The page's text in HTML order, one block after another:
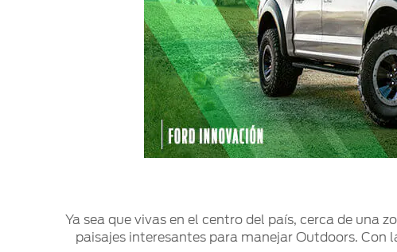
Cita de Servicio
Promociones de Servicio
Llamado a Revisión
Garantía en Partes
Soporte Técnico
SYNC®
Ya sea que vivas en el centro del país, cerca de una
paisajes interesantes para manejar Outdoors. Con